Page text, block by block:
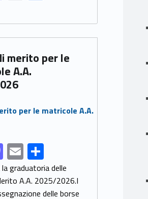
as
to
d
o
n
m
ai
l
ar
e
merito per le
A.A.
M
as
to
E
m
ai
h
ar
graduatoria delle
A.A. 2025/2026.I
delle borse